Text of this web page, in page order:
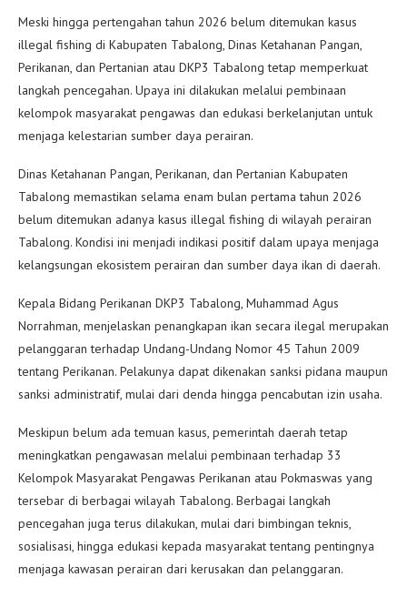
Meski hingga pertengahan tahun 2026 belum ditemukan kasus
illegal fishing di Kabupaten Tabalong, Dinas Ketahanan Pangan,
Perikanan, dan Pertanian atau DKP3 Tabalong tetap memperkuat
langkah pencegahan. Upaya ini dilakukan melalui pembinaan
kelompok masyarakat pengawas dan edukasi berkelanjutan untuk
menjaga kelestarian sumber daya perairan.
Dinas Ketahanan Pangan, Perikanan, dan Pertanian Kabupaten
Tabalong memastikan selama enam bulan pertama tahun 2026
belum ditemukan adanya kasus illegal fishing di wilayah perairan
Tabalong. Kondisi ini menjadi indikasi positif dalam upaya menjaga
kelangsungan ekosistem perairan dan sumber daya ikan di daerah.
Kepala Bidang Perikanan DKP3 Tabalong, Muhammad Agus
Norrahman, menjelaskan penangkapan ikan secara ilegal merupakan
pelanggaran terhadap Undang-Undang Nomor 45 Tahun 2009
tentang Perikanan. Pelakunya dapat dikenakan sanksi pidana maupun
sanksi administratif, mulai dari denda hingga pencabutan izin usaha.
Meskipun belum ada temuan kasus, pemerintah daerah tetap
meningkatkan pengawasan melalui pembinaan terhadap 33
Kelompok Masyarakat Pengawas Perikanan atau Pokmaswas yang
tersebar di berbagai wilayah Tabalong. Berbagai langkah
pencegahan juga terus dilakukan, mulai dari bimbingan teknis,
sosialisasi, hingga edukasi kepada masyarakat tentang pentingnya
menjaga kawasan perairan dari kerusakan dan pelanggaran.